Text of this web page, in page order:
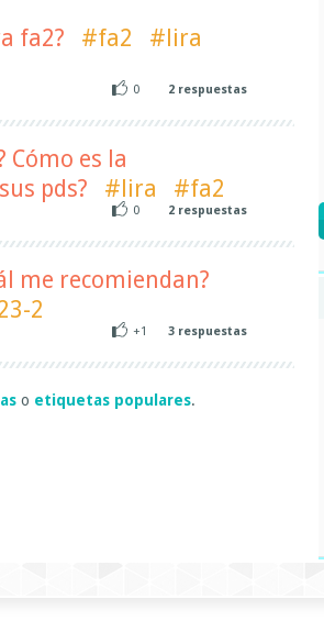
fa2? #fa2
#lira
0 2 respuestas
Cómo es la
pds?
#lira #fa2
0 2 respuestas
me recomiendan?
2
+1 3 respuestas
o etiquetas populares.